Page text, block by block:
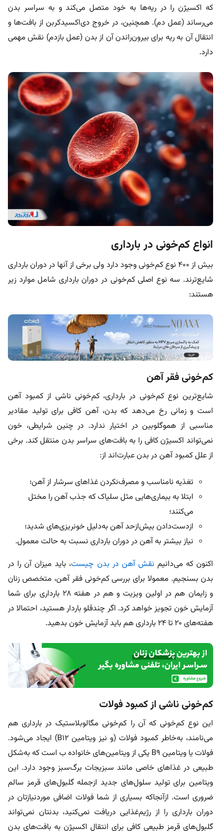
که اکسیژن را در ریه‌ها به خود متصل می‌کند و به سراسر بدن
می‌رساند (عمل دم). همچنین، در خروج دی‌اکسیدکربن از بافت‌ها و
انتقال آن به ریه برای بیرون‌راندن آن از بدن (عمل بازدم) نقش مهمی
دارد.
انواع کم‌خونی در بارداری
بیش از ۴۰۰ نوع کم‌خونی وجود دارد ولی برخی از آنها در دوران بارداری
شایع‌ترند. سه نوع اصلی کم‌خونی در دوران بارداری شامل موارد زیر
هستند:
کم‌خونی فقر آهن
شایع‌ترین نوع کم‌خونی در بارداری، کم‌خونی ناشی از کمبود آهن
است و زمانی رخ می‌دهد که بدن، آهن کافی برای تولید مقادیر
مناسبی از هموگلوبین در اختیار ندارد. در چنین شرایطی، خون
نمی‌تواند اکسیژن کافی را به بافت‌های سراسر بدن منتقل کند. برخی
از علل کمبود آهن در بدن عبارت‌اند از:
تغذیه نامناسب و مصرف‌نکردن غذاهای سرشار از آهن؛
ابتلا به بیماری‌هایی مثل سلیاک که جذب آهن را مختل
می‌کنند؛
ازدست‌دادن بیش‌ازحد آهن به‌دلیل خونریزی‌های شدید؛
نیاز بیشتر به آهن در دوران بارداری نسبت به حالت معمول.
اکنون که می‌دانیم نقش آهن در بدن چیست، باید میزان آن را در
بدن بسنجیم. معمولا برای بررسی کم‌خونی فقر آهن، متخصص زنان
و زایمان هم در اولین ویزیت و هم در هفته ۲۸ بارداری برای شما
آزمایش خون تجویز خواهد کرد. اگر چندقلو باردار هستید، احتمالا در
هفته‌های ۲۰ تا ۲۴ بارداری هم باید آزمایش خون بدهید.
کم‌خونی ناشی از کمبود فولات
این نوع کم‌خونی که آن را کم‌خونی مگالوبلاستیک در بارداری هم
می‌نامند، به‌خاطر کمبود فولات (و نیز ویتامین B12) ایجاد می‌شود.
فولات یا ویتامین B9 یکی از ویتامین‌های خانواده ب است که به‌شکل
طبیعی در غذاهای خاصی مانند سبزیجات برگ‌سبز وجود دارد. این
ویتامین برای تولید سلول‌های جدید ازجمله گلبول‌های قرمز سالم
ضروری است. ازآنجاکه بسیاری از شما فولات اضافی موردنیازتان در
دوران بارداری را از رژیم‌غذایی دریافت نمی‌کنید، بدنتان نمی‌تواند
گلبول‌های قرمز طبیعی کافی برای انتقال اکسیژن به بافت‌های بدن